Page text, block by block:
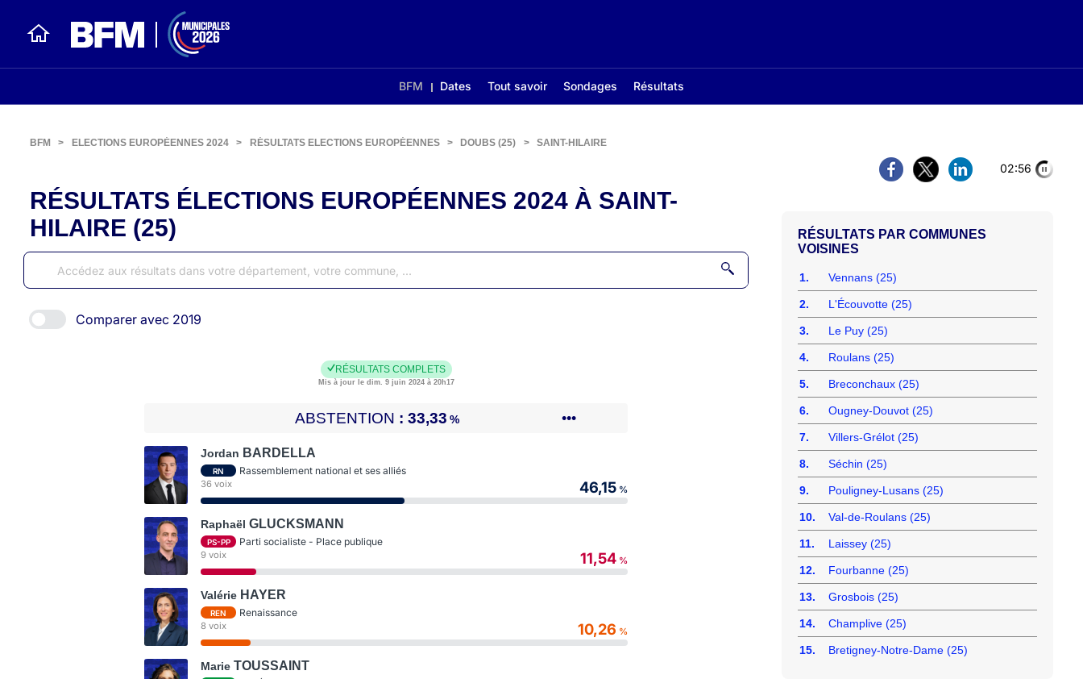
BFM Dates Tout savoir Sondages Résultats
02:56
BFM > ELECTIONS EUROPÉENNES 2024 > RÉSULTATS ELECTIONS EUROPÉENNES > DOUBS (25) > SAINT-HILAIRE
RÉSULTATS ÉLECTIONS EUROPÉENNES 2024 À SAINT-
HILAIRE (25)
Comparer avec 2019
RÉSULTATS COMPLETS
Mis à jour le dim. 9 juin 2024 à 20h17
ABSTENTION 33,33 % •••
Jordan BARDELLA
RN Rassemblement national et ses alliés
36 voix 46,15 %
RaphaëlGLUCKSMANN
PS-PP Parti socialiste - Place publique
9 voix 11,54 %
Valérie HAYER
REN Renaissance
8 voix 10,26 %
MarieTOUSSAINT
COMMUNES
VOISINES
1. Vennans (25)
2. L'Écouvotte (25)
3. Le Puy (25)
4. Roulans (25)
5. Breconchaux (25)
6. Ougney-Douvot (25)
7. Villers-Grélot (25)
8. Séchin (25)
9. Pouligney-Lusans (25)
10. Val-de-Roulans (25)
11. Laissey (25)
12. Fourbanne (25)
13. Grosbois (25)
14. Champlive (25)
15. Bretigney-Notre-Dame (25)